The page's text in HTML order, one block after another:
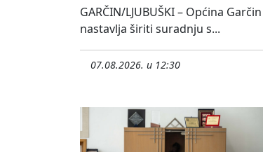
GARČIN/LJUBUŠKI – Općina Garčin
nastavlja širiti suradnju s...
07.08.2026. u 12:30